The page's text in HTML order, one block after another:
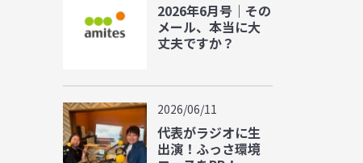
2026年6月号｜その
メール、本当に大
丈夫ですか？
2026/06/11
代表がラジオに生
出演！ふっさ環境